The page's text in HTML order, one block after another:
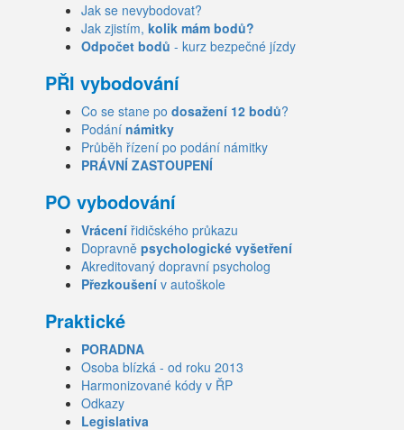
Jak se nevybodovat?
Jak zjistím, kolik mám bodů?
Odpočet bodů - kurz bezpečné jízdy
PŘI vybodování
Co se stane po dosažení 12 bodů?
Podání námitky
Průběh řízení po podání námitky
PRÁVNÍ ZASTOUPENÍ
PO vybodování
Vrácení řidičského průkazu
Dopravně psychologické vyšetření
Akreditovaný dopravní psycholog
Přezkoušení v autoškole
Praktické
PORADNA
Osoba blízká - od roku 2013
Harmonizované kódy v ŘP
Odkazy
Legislativa